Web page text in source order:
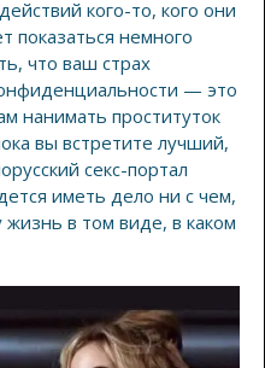
кого-то, кого они
показаться немного
что ваш страх
— это
нанимать проституток
вы встретите лучший,
секс-портал
иметь дело ни с чем,
в том виде, в каком